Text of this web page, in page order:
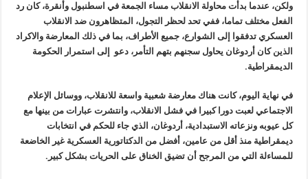
ولكن، عندما بدأت محاولة الانقلاب مساء الجمعة في اسطنبول وأنقرة، كان رد
الفعل مختلف تماما، ففي تحد لحظر التجول، المتظاهرون ضد الانقلاب
العسكري تدفقوا إلى الشوارع، جميع الأطراف، بما في ذلك المعارضة والاكراد
الذين كان أردوغان يحاول سجنهم بتهم التأمر، دعو إلى استمرار الحكومة
الديمقراطية.
في نهاية اليوم، كانت هناك معارضة شعبية واسعة للانقلاب، ووسائل الإعلام
الاجتماعي لعبت دورا كبيرا في فشل الانقلاب، وانتشرت عبارات من بينها مع
كل عيوبه ونزعاته الاستبدادية، أردوغان، الذي جاء للحكم في انتخابات
ديمقراطية منذ أقل من عامين، أفضل من الدكتاتورية العسكرية غير الخاضعة
للمساءلة التي من المرجح أن تضيق الخناق على الحريات بشكل كبير.